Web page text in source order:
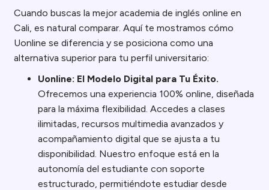
Cuando buscas la mejor academia de inglés online en
Cali, es natural comparar. Aquí te mostramos cómo
Uonline se diferencia y se posiciona como una
alternativa superior para tu perfil universitario:
Uonline: El Modelo Digital para Tu Éxito.
Ofrecemos una experiencia 100% online, diseñada
para la máxima flexibilidad. Accedes a clases
ilimitadas, recursos multimedia avanzados y
acompañamiento digital que se ajusta a tu
disponibilidad. Nuestro enfoque está en la
autonomía del estudiante con soporte
estructurado, permitiéndote estudiar desde